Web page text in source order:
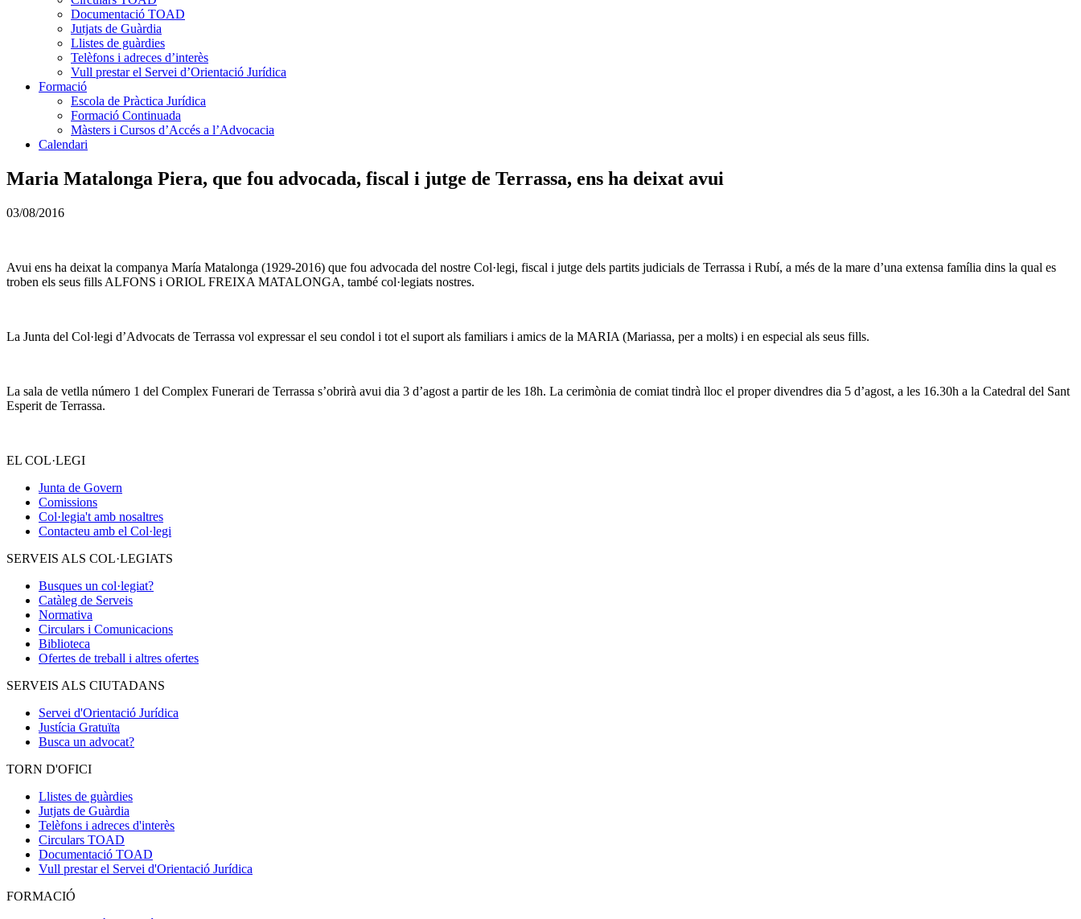
Documentació TOAD
Jutjats de Guàrdia
Llistes de guàrdies
Telèfons i adreces d’interès
Vull prestar el Servei d’Orientació Jurídica
Formació
Escola de Pràctica Jurídica
Formació Continuada
Màsters i Cursos d’Accés a l’Advocacia
Calendari
Maria Matalonga Piera, que fou advocada, fiscal i jutge de Terrassa, ens ha deixat avui
03/08/2016
Avui ens ha deixat la companya María Matalonga (1929-2016) que fou advocada del nostre Col·legi, fiscal i jutge dels partits judicials de Terrassa i Rubí, a més de la mare d’una extensa família dins la qual es
troben els seus fills ALFONS i ORIOL FREIXA MATALONGA, també col·legiats nostres.
La Junta del Col·legi d’Advocats de Terrassa vol expressar el seu condol i tot el suport als familiars i amics de la MARIA (Mariassa, per a molts) i en especial als seus fills.
La sala de vetlla número 1 del Complex Funerari de Terrassa s’obrirà avui dia 3 d’agost a partir de les 18h. La cerimònia de comiat tindrà lloc el proper divendres dia 5 d’agost, a les 16.30h a la Catedral del Sant
Esperit de Terrassa.
EL COL·LEGI
Junta de Govern
Comissions
Col·legia't amb nosaltres
Contacteu amb el Col·legi
SERVEIS ALS COL·LEGIATS
Busques un col·legiat?
Catàleg de Serveis
Normativa
Circulars i Comunicacions
Biblioteca
Ofertes de treball i altres ofertes
SERVEIS ALS CIUTADANS
Servei d'Orientació Jurídica
Justícia Gratuïta
Busca un advocat?
TORN D'OFICI
Llistes de guàrdies
Jutjats de Guàrdia
Telèfons i adreces d'interès
Circulars TOAD
Documentació TOAD
Vull prestar el Servei d'Orientació Jurídica
FORMACIÓ